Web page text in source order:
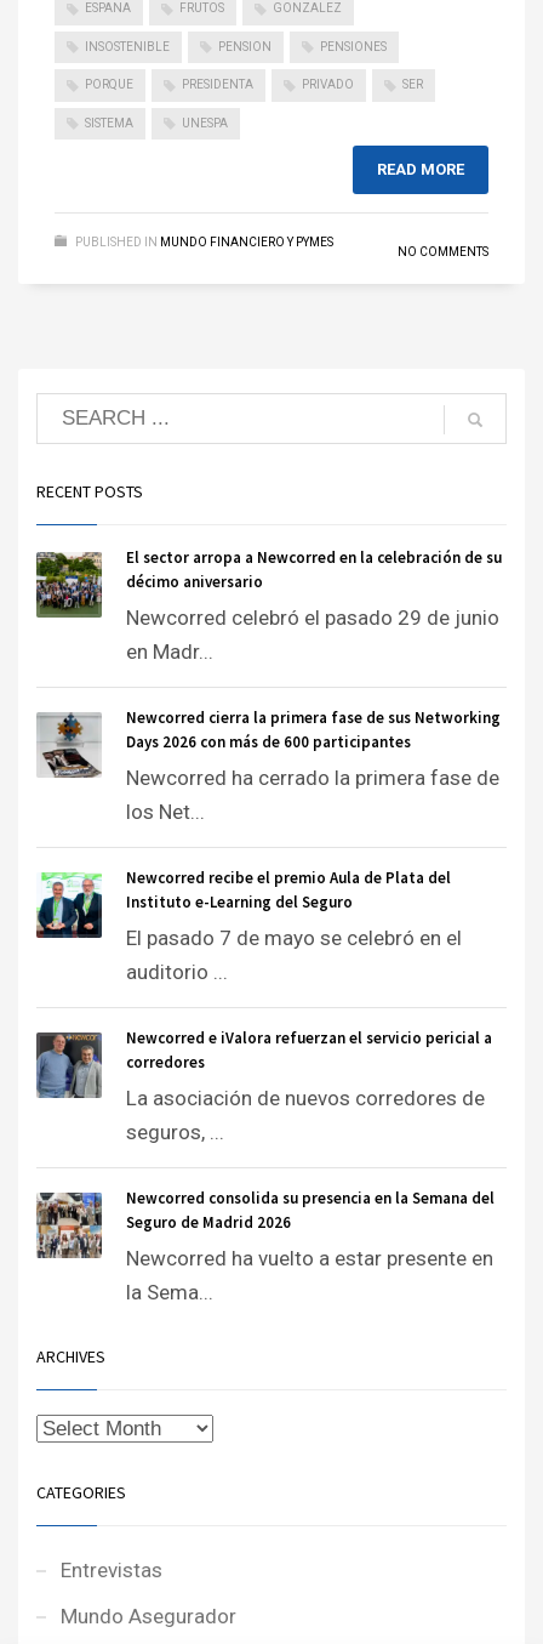
ESPANA FRUTOS GONZALEZ
INSOSTENIBLE PENSION PENSIONES
PORQUE PRESIDENTA PRIVADO SER
SISTEMA UNESPA
READ MORE
PUBLISHED IN MUNDO FINANCIERO Y PYMES
NO COMMENTS
RECENT POSTS
El sector arropa a Newcorred en la celebración de su
décimo aniversario
Newcorred celebró el pasado 29 de junio
en Madr...
Newcorred cierra la primera fase de sus Networking
Days 2026 con más de 600 participantes
Newcorred ha cerrado la primera fase de
los Net...
Newcorred recibe el premio Aula de Plata del
Instituto e-Learning del Seguro
El pasado 7 de mayo se celebró en el
auditorio ...
Newcorred e iValora refuerzan el servicio pericial a
corredores
La asociación de nuevos corredores de
seguros, ...
Newcorred consolida su presencia en la Semana del
Seguro de Madrid 2026
Newcorred ha vuelto a estar presente en
la Sema...
ARCHIVES
CATEGORIES
Entrevistas
Mundo Asegurador